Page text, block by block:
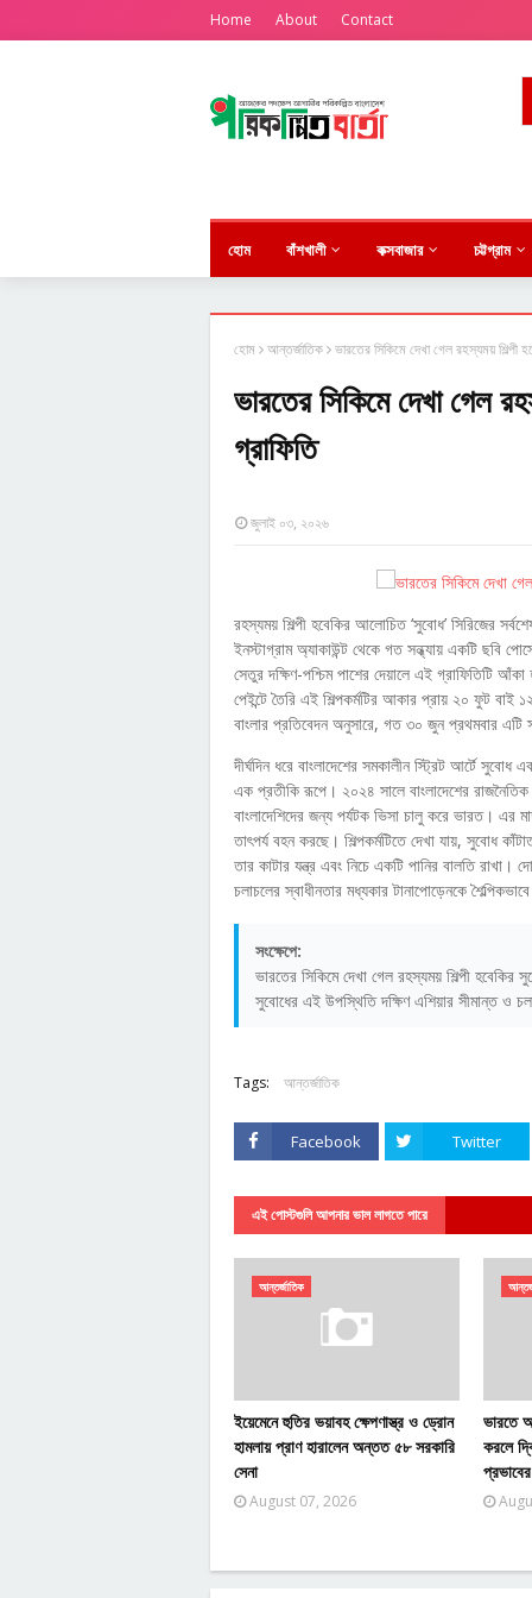
Home About Contact
হোম বাঁশখালী কক্সবাজার চট্টগ্রাম
হোম আন্তর্জাতিক ভারতের সিকিমে দেখা গেল রহস্যময় শিল্পী
ভারতের সিকিমে দেখা গেল
গ্রাফিতি
জুলাই ০৩, ২০২৬
রহস্যময় শিল্পী হবেকির আলোচিত ‘সুবোধ’ সিরিজের
ইনস্টাগ্রাম অ্যাকাউন্ট থেকে গত সন্ধ্যায় একটি ছবি
সেতুর দক্ষিণ-পশ্চিম পাশের দেয়ালে এই গ্রাফিতিটি
পেইন্টে তৈরি এই শিল্পকর্মটির আকার প্রায় ২০ ফুট বাই
বাংলার প্রতিবেদন অনুসারে, গত ৩০ জুন প্রথমবার এটি
দীর্ঘদিন ধরে বাংলাদেশের সমকালীন স্ট্রিট আর্টে
এক প্রতীকি রূপে। ২০২৪ সালে বাংলাদেশের
বাংলাদেশিদের জন্য পর্যটক ভিসা চালু করে ভারত। এর
তাৎপর্য বহন করছে। শিল্পকর্মটিতে দেখা যায়, সুবোধ
তার কাটার যন্ত্র এবং নিচে একটি পানির বালতি রাখা।
চলাচলের স্বাধীনতার মধ্যকার টানাপোড়েনকে
সংক্ষেপে:
ভারতের সিকিমে দেখা গেল রহস্যময় শিল্পী
সুবোধের এই উপস্থিতি দক্ষিণ এশিয়ার সীমান্ত ও
Tags: আন্তর্জাতিক
Facebook Twitter
এই পোস্টগুলি আপনার ভাল লাগতে পারে
আন্তর্জাতিক
ইয়েমেনে হুতির ভয়াবহ ক্ষেপণাস্ত্র ও ড্রোন
হামলায় প্রাণ হারালেন অন্তত ৫৮ সরকারি
সেনা
August 07, 2026
ভারতে
করলে